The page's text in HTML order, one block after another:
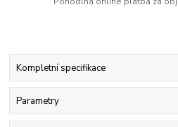
Kompletní specifikace
Parametry